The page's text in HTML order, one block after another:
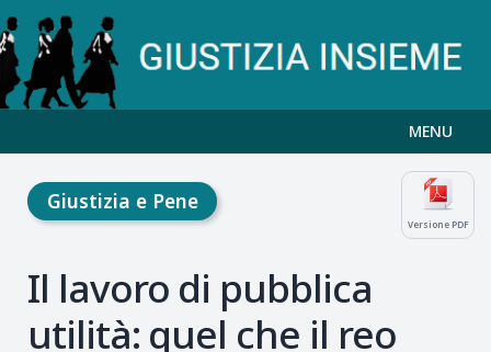
MENU
Versione PDF
Giustizia e Pene
Il lavoro di pubblica
utilità: quel che il reo